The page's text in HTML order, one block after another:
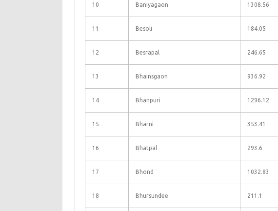
10 Baniyagaon 1308.56
11 Besoli 184.05
12 Besrapal 246.65
13 Bhainsgaon 936.92
14 Bhanpuri 1296.12
15 Bharni 353.41
16 Bhatpal 293.6
17 Bhond 1032.83
18 Bhursundee 211.1